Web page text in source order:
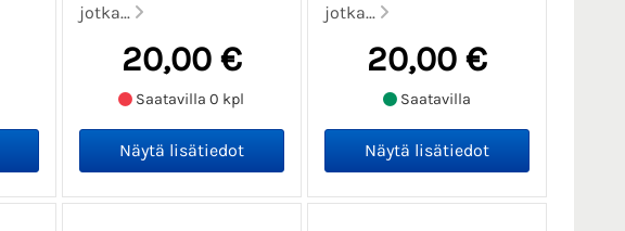
jotka...
20,00 €
Saatavilla 0 kpl
jotka...
20,00 €
Saatavilla